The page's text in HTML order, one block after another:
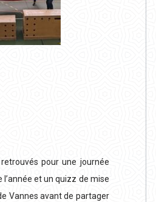
pour une journée
et un quizz de mise
Vannes avant de partager